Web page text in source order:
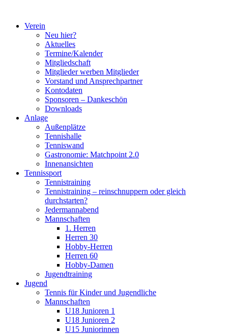
springenVerein
Neu hier?
Aktuelles
Termine/Kalender
Mitgliedschaft
Mitglieder werben Mitglieder
Vorstand und Ansprechpartner
Kontodaten
Sponsoren – Dankeschön
Downloads
Anlage
Außenplätze
Tennishalle
Tenniswand
Gastronomie: Matchpoint 2.0
Innenansichten
Tennissport
Tennistraining
Tennistraining – reinschnuppern oder gleich
durchstarten?
Jedermannabend
Mannschaften
1. Herren
Herren 30
Hobby-Herren
Herren 60
Hobby-Damen
Jugendtraining
Jugend
Tennis für Kinder und Jugendliche
Mannschaften
U18 Junioren 1
U18 Junioren 2
U15 Juniorinnen